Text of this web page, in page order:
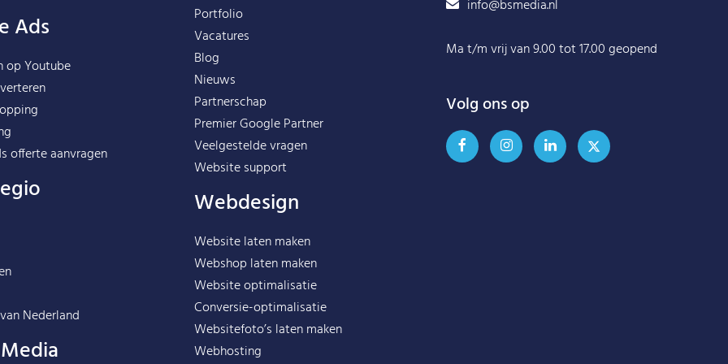
Ads
op Youtube
offerte aanvragen
Nederland
Portfolio
Vacatures
Blog
Nieuws
Partnerschap
Premier Google Partner
Veelgestelde vragen
Website support
Webdesign
Website laten maken
Webshop laten maken
Website optimalisatie
Conversie-optimalisatie
Websitefoto’s laten maken
Webhosting
info@bsmedia.nl
Ma t/m vrij van 9.00 tot 17.00 geopend
Volg ons op